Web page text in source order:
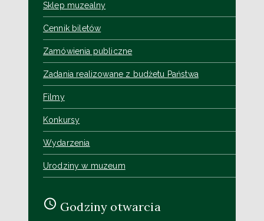
Sklep muzealny
Cennik biletów
Zamówienia publiczne
Zadania realizowane z budżetu Państwa
Filmy
Konkursy
Wydarzenia
Urodziny w muzeum
Godziny otwarcia